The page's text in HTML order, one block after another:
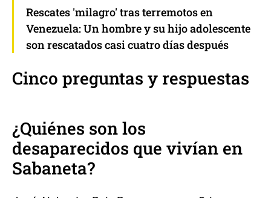
Rescates 'milagro' tras terremotos en
Venezuela: Un hombre y su hijo adolescente
son rescatados casi cuatro días después
Cinco preguntas y respuestas
¿Quiénes son los
desaparecidos que vivían en
Sabaneta?